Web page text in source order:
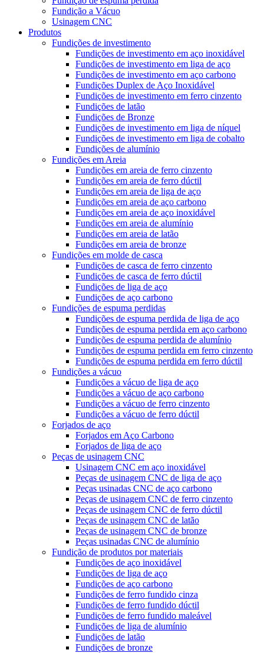
Fundição a Vácuo
Usinagem CNC
Produtos
Fundições de investimento
Fundições de investimento em aço inoxidável
Fundições de investimento em liga de aço
Fundições de investimento em aço carbono
Fundições Duplex de Aço Inoxidável
Fundições de investimento em ferro cinzento
Fundições de latão
Fundições de Bronze
Fundições de investimento em liga de níquel
Fundições de investimento em liga de cobalto
Fundições de alumínio
Fundições em Areia
Fundições em areia de ferro cinzento
Fundições em areia de ferro dúctil
Fundições em areia de liga de aço
Fundições em areia de aço carbono
Fundições em areia de aço inoxidável
Fundições em areia de alumínio
Fundições em areia de latão
Fundições em areia de bronze
Fundições em molde de casca
Fundições de casca de ferro cinzento
Fundições de casca de ferro dúctil
Fundições de liga de aço
Fundições de aço carbono
Fundições de espuma perdidas
Fundições de espuma perdida de liga de aço
Fundições de espuma perdida em aço carbono
Fundições de espuma perdida de alumínio
Fundições de espuma perdida em ferro cinzento
Fundições de espuma perdida em ferro dúctil
Fundições a vácuo
Fundições a vácuo de liga de aço
Fundições a vácuo de aço carbono
Fundições a vácuo de ferro cinzento
Fundições a vácuo de ferro dúctil
Forjados de aço
Forjados em Aço Carbono
Forjados de liga de aço
Peças de usinagem CNC
Usinagem CNC em aço inoxidável
Peças de usinagem CNC de liga de aço
Peças usinadas CNC de aço carbono
Peças de usinagem CNC de ferro cinzento
Peças de usinagem CNC de ferro dúctil
Peças de usinagem CNC de latão
Peças de usinagem CNC de bronze
Peças usinadas CNC de alumínio
Fundição de produtos por materiais
Fundições de aço inoxidável
Fundições de liga de aço
Fundições de aço carbono
Fundições de ferro fundido cinza
Fundições de ferro fundido dúctil
Fundições de ferro fundido maleável
Fundições de liga de alumínio
Fundições de latão
Fundições de bronze